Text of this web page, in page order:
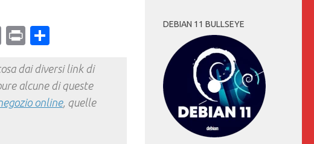
CopyPrint
dai diversi link di
alcune di queste
online, quelle
DEBIAN 11 BULLSEYE